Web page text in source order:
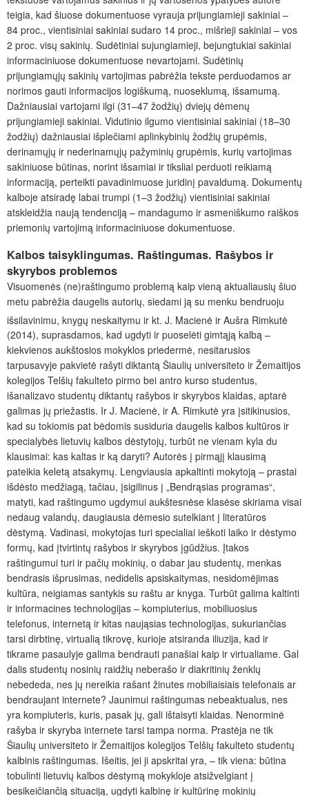
teigia, kad šiuose dokumentuose vyrauja prijungiamieji sakiniai –
84 proc., vientisiniai sakiniai sudaro 14 proc., mišrieji sakiniai – vos
2 proc. visų sakinių. Sudėtiniai sujungiamieji, bejungtukiai sakiniai
informaciniuose dokumentuose nevartojami. Sudėtinių
prijungiamųjų sakinių vartojimas pabrėžia tekste perduodamos ar
norimos gauti informacijos logiškumą, nuoseklumą, išsamumą.
Dažniausiai vartojami ilgi (31–47 žodžių) dviejų dėmenų
prijungiamieji sakiniai. Vidutinio ilgumo vientisiniai sakiniai (18–30
žodžių) dažniausiai išplečiami aplinkybinių žodžių grupėmis,
derinamųjų ir nederinamųjų pažyminių grupėmis, kurių vartojimas
sakiniuose būtinas, norint išsamiai ir tiksliai perduoti reikiamą
informaciją, perteikti pavadinimuose juridinį pavaldumą. Dokumentų
kalboje atsiradę labai trumpi (1–3 žodžių) vientisiniai sakiniai
atskleidžia naują tendenciją – mandagumo ir asmeniškumo raiškos
priemonių vartojimą informaciniuose dokumentuose.
Kalbos taisyklingumas. Raštingumas. Rašybos ir
skyrybos problemos
Visuomenės (ne)raštingumo problemą kaip vieną aktualiausių šiuo
metu pabrėžia daugelis autorių, siedami ją su menku bendruoju
išsilavinimu, knygų neskaitymu ir kt. J. Macienė ir Aušra Rimkutė
(2014), suprasdamos, kad ugdyti ir puoselėti gimtąją kalbą –
kiekvienos aukštosios mokyklos priedermė, nesitarusios
tarpusavyje pakvietė rašyti diktantą Šiaulių universiteto ir Žemaitijos
kolegijos Telšių fakulteto pirmo bei antro kurso studentus,
išanalizavo studentų diktantų rašybos ir skyrybos klaidas, aptarė
galimas jų priežastis. Ir J. Macienė, ir A. Rimkutė yra įsitikinusios,
kad su tokiomis pat bėdomis susiduria daugelis kalbos kultūros ir
specialybės lietuvių kalbos dėstytojų, turbūt ne vienam kyla du
klausimai: kas kaltas ir ką daryti? Autorės į pirmąjį klausimą
pateikia keletą atsakymų. Lengviausia apkaltinti mokytoją – prastai
išdėsto medžiagą, tačiau, įsigilinus į „Bendrąsias programas“,
matyti, kad raštingumo ugdymui aukštesnėse klasėse skiriama visai
nedaug valandų, daugiausia dėmesio sutelkiant į literatūros
dėstymą. Vadinasi, mokytojas turi specialiai ieškoti laiko ir dėstymo
formų, kad įtvirtintų rašybos ir skyrybos įgūdžius. Įtakos
raštingumui turi ir pačių mokinių, o dabar jau studentų, menkas
bendrasis išprusimas, nedidelis apsiskaitymas, nesidomėjimas
kultūra, neigiamas santykis su raštu ar knyga. Turbūt galima kaltinti
ir informacines technologijas – kompiuterius, mobiliuosius
telefonus, internetą ir kitas naująsias technologijas, sukuriančias
tarsi dirbtinę, virtualią tikrovę, kurioje atsiranda iliuzija, kad ir
tikrame pasaulyje galima bendrauti panašiai kaip ir virtualiame. Gal
dalis studentų nosinių raidžių neberašo ir diakritinių ženklų
nebededa, nes jų nereikia rašant žinutes mobiliaisiais telefonais ar
bendraujant internete? Jaunimui raštingumas nebeaktualus, nes
yra kompiuteris, kuris, pasak jų, gali ištaisyti klaidas. Nenorminė
rašyba ir skyryba internete tarsi tampa norma. Prastėja ne tik
Šiaulių universiteto ir Žemaitijos kolegijos Telšių fakulteto studentų
kalbinis raštingumas. Išeitis, jei ji apskritai yra, – tik viena: būtina
tobulinti lietuvių kalbos dėstymą mokykloje atsižvelgiant į
besikeičiančią situaciją, ugdyti kalbinę ir kultūrinę mokinių